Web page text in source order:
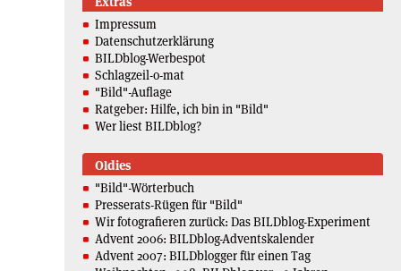
Impressum
Datenschutzerklärung
BILDblog-Werbespot
Schlagzeil-o-mat
"Bild"-Auflage
Ratgeber: Hilfe, ich bin in "Bild"
Wer liest BILDblog?
Oldies
"Bild"-Wörterbuch
Presserats-Rügen für "Bild"
Wir fotografieren zurück: Das BILDblog-Experiment
Advent 2006: BILDblog-Adventskalender
Advent 2007: BILDblogger für einen Tag